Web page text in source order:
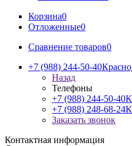
Корзина0
Отложенные0
Сравнение товаров0
+7 (988) 244-50-40
Назад
Телефоны
+7 (988) 244-50-40
+7 (988) 248-68-24
Заказать звонок
Контактная информация